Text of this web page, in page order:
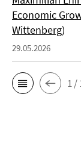
Economic
Wittenberg)
29.05.2026
1 /